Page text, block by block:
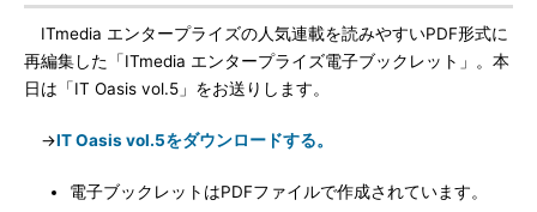
ITmedia エンタープライズの人気連載を読みやすいPDF形式に
再編集した「ITmedia エンタープライズ電子ブックレット」。本
日は「IT Oasis vol.5」をお送りします。
→IT Oasis vol.5をダウンロードする。
電子ブックレットはPDFファイルで作成されています。